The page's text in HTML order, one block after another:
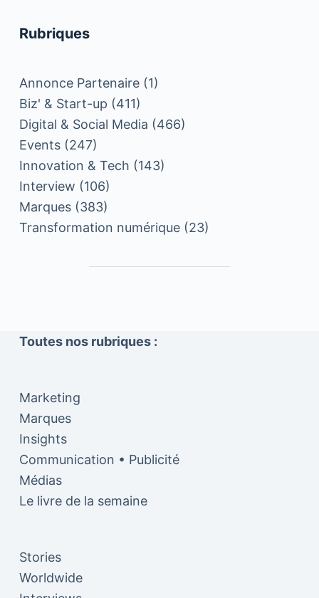
Rubriques
Annonce Partenaire(1)
Biz' & Start-up (411)
Digital & Social Media (466)
Events(247)
Innovation & Tech (143)
Interview (106)
Marques(383)
Transformation numérique(23)
Toutes nos rubriques :
Marketing
Marques
Insights
Communication • Publicité
Médias
Le livre de la semaine
Stories
Worldwide